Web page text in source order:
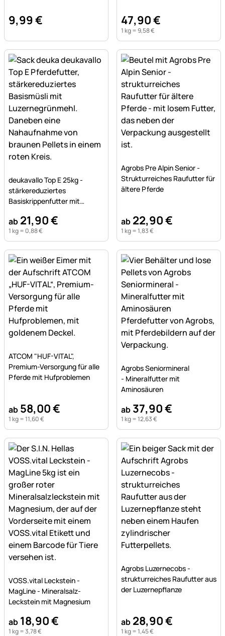
9,99€ 47,90€
1 kg =9,58€
Noch keine Bewertungen abgegeben
deukavallo Top E 25kg -
stärkereduziertes
Basiskrippenfutter mit
ab 21,90€
1 kg = 0,88€
Agrobs Pre Alpin Senior -
Strukturreiches Raufutter für
ältere Pferde
ab 22,90€
1 kg =1,83€
Noch keine Bewertungen abgegeben
ATCOM "HUF-VITAL",
Premium-Versorgung für alle
Pferde mit Hufproblemen
ab 58,00€
1 kg =11,60€
Agrobs Seniormineral
- Mineralfutter mit
Aminosäuren
ab 37,90€
1 kg =12,63€
Noch keine Bewertungen abgegeben
VOSS.vital Leckstein -
MagLine - Mineralsalz-
Leckstein mit Magnesium
ab 18,90€
1 kg =3,78€
Agrobs Luzernecobs -
strukturreiches Raufutter aus
der Luzernepflanze
ab 28,90€
1 kg =1,45€